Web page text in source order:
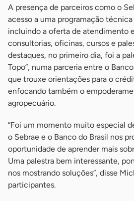
A presença de parceiros como o
acesso a uma programação
incluindo a oferta de atendimento
consultorias, oficinas, cursos e
destaques, no primeiro dia, foi a
Topo”, numa parceria entre o
que trouxe orientações para o
enfocando também o
agropecuário.
“Foi um momento muito especial
o Sebrae e o Banco do Brasil nos
oportunidade de aprender mais
Uma palestra bem interessante,
nos mostrando soluções”, disse
participantes.